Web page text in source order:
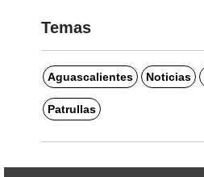
Temas
Aguascalientes Noticias
Patrullas